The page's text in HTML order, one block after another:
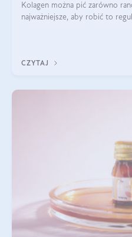
Kolagen można pić zarówno
najważniejsze, aby robić to
CZYTAJ